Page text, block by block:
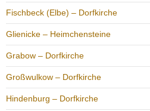
Fischbeck (Elbe) – Dorfkirche
Glienicke – Heimchensteine
Grabow – Dorfkirche
Großwulkow – Dorfkirche
Hindenburg – Dorfkirche